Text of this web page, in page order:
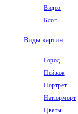
Видео
Блог
Виды картин
Город
Пейзаж
Портрет
Натюрморт
Цветы